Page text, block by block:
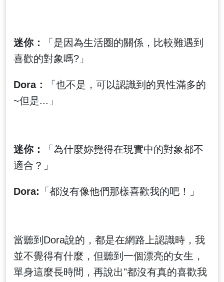
迷你：
「是因為生活圈的關係，比較難遇到
喜歡的對象嗎?」
Dora：
「也不是，可以認識到的異性滿多的
~但是...」
迷你：
「為什麼妳覺得在現實中的對象都不
適合？」
Dora: 「都沒有像他們那樣喜歡我的吧！」
當聽到Dora說的，都是在網路上認識時，我
並不覺得有什麼，但聽到一個漂亮的女生，
單身這麼長時間，再說出"都沒有真的喜歡我